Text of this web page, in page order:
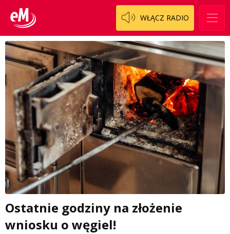
WŁĄCZ RADIO
Ostatnie godziny na złożenie
wniosku o węgiel!